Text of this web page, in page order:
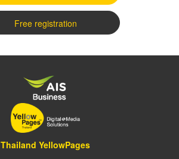
Free registration
Thailand YellowPages